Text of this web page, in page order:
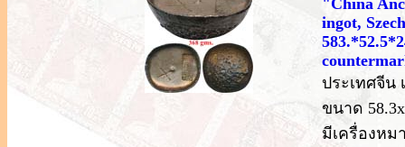
ingot,
ประเทศจีน
ขนาด
มีเครื่องหม